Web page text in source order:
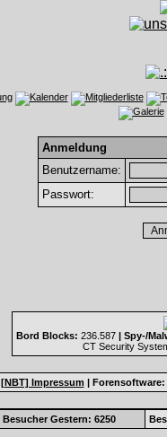
Anmeldung
Benutzername:
Passwort:
Bord Blocks: 236.587 | Spy-/
CT Security
[NBT] Impressum | Forensoftware:
Besucher Gestern: 6250